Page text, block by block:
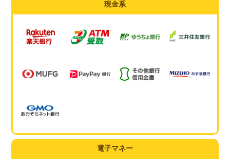
現金系
電子マネー